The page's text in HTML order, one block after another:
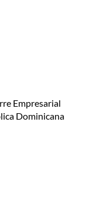
Empresarial
Dominicana